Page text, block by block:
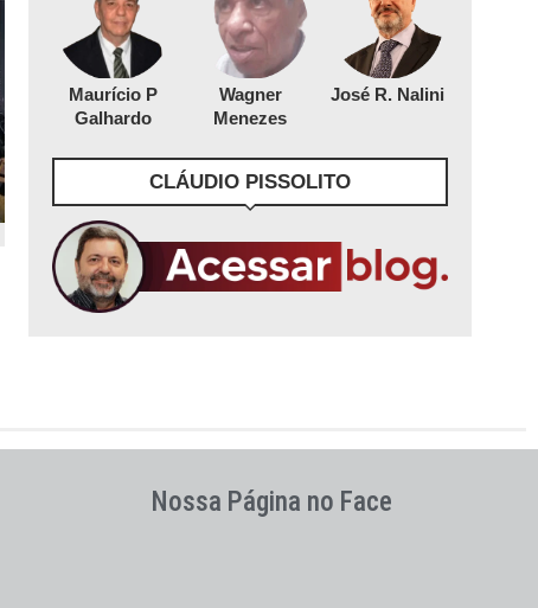
Maurício P
Galhardo
Wagner
Menezes
José R. Nalini
CLÁUDIO PISSOLITO
Nossa Página no Face